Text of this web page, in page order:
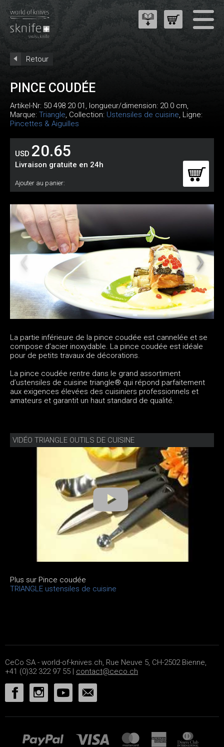
Retour
PINCE COUDÉE
Artikel-Nr: 50 498 20 01 , longueur/dimension: 20.0 cm,
Marque: Triangle, Collection: Ustensiles de cuisine, Ligne:
Pincettes & Aiguilles
USD 20.65
Livraison gratuite en 24h
Ajouter au panier:
La partie inférieure de la pince coudée est cannelée et se
compose d’acier inoxydable. La pince coudée est idéale
pour de petits travaux de décorations.
La pince coudée rentre dans le grand assortiment
d’ustensiles de cuisine triangle® qui répond parfaitement
aux exigences élevées des cuisiniers professionnels et
amateurs et garantit un haut standard de qualité.
VIDÉO TRIANGLE OUTILS DE CUISINE
Plus sur Pince coudée
TRIANGLE ustensiles de cuisine
CeCo SA - world-of-knives.ch, Rue Neuve 5, CH-2502 Bienne,
+41 (0)32 322 97 55 | contact@ceco.ch